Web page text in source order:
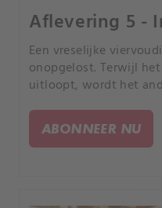
Aflevering 5 -
Een vreselijke
onopgelost. Terwijl
uitloopt, wordt het
ontrafelen van de
seriemoordenaar.
ABONNEER NU